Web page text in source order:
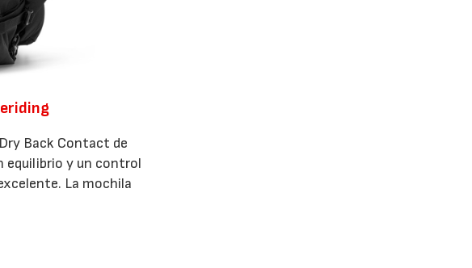
Back Contact de
equilibrio y un control
La mochila